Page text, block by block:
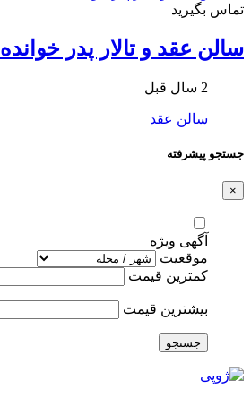
تماس بگیرید
سالن عقد و تالار پدر خوانده
2 سال قبل
سالن عقد
جستجو پیشرفته
×
آگهی ویژه
موقعیت
کمترین قیمت
بیشترین قیمت
جستجو